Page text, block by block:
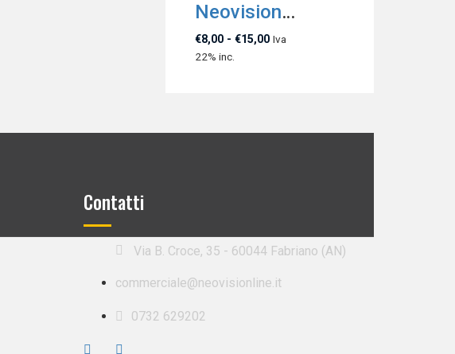
Neovision Essence Noir Orchid
€8,00 - €15,00 Iva
22% inc.
Contatti
Via B. Croce, 35 - 60044 Fabriano (AN)
commerciale@neovisionline.it
0732 629202